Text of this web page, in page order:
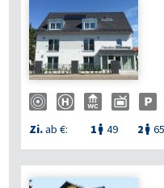
Zi.ab €: 1  49 2  65